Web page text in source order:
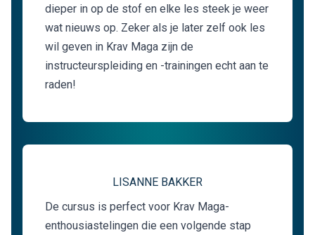
dieper in op de stof en elke les steek je weer
wat nieuws op. Zeker als je later zelf ook les
wil geven in Krav Maga zijn de
instructeurspleiding en -trainingen echt aan te
raden!
LISANNE BAKKER
De cursus is perfect voor Krav Maga-
enthousiastelingen die een volgende stap